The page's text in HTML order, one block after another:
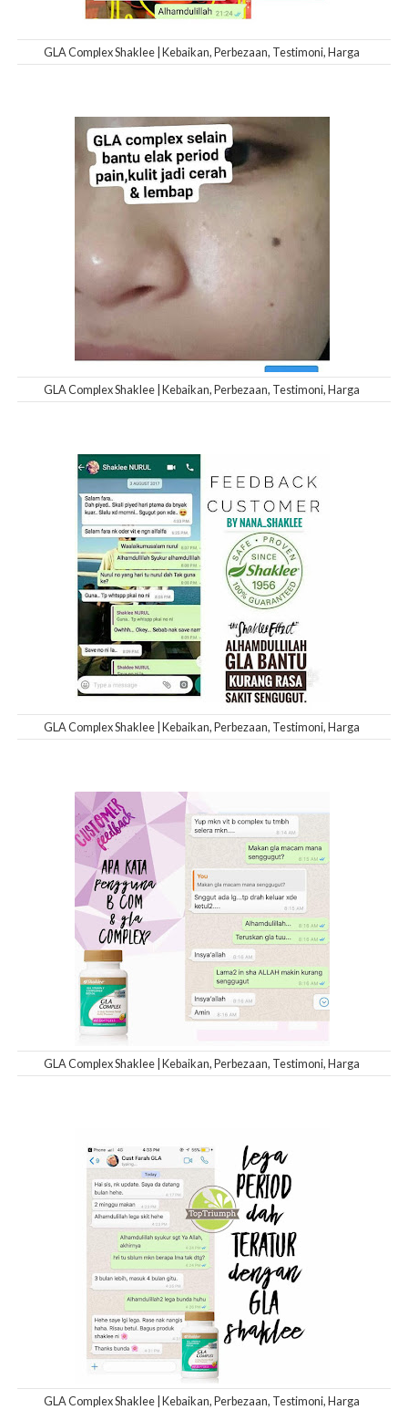
GLA Complex Shaklee | Kebaikan, Perbezaan, Testimoni, Harga
GLA Complex Shaklee | Kebaikan, Perbezaan, Testimoni, Harga
GLA Complex Shaklee | Kebaikan, Perbezaan, Testimoni, Harga
GLA Complex Shaklee | Kebaikan, Perbezaan, Testimoni, Harga
GLA Complex Shaklee | Kebaikan, Perbezaan, Testimoni, Harga